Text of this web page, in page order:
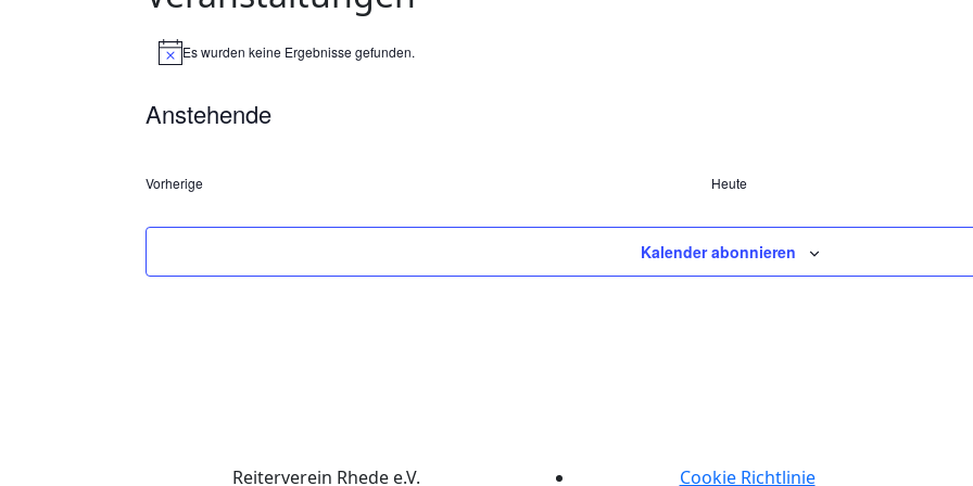
HinweisEs wurden keine Ergebnisse gefunden.
Anstehende
Vorherige
Heute
Kalender abonnieren
Reiterverein Rhede e.V. Cookie Richtlinie